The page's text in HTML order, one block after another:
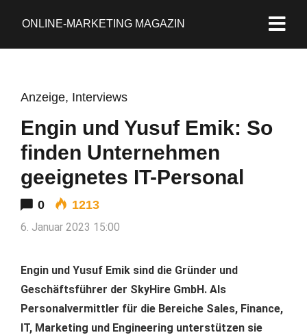
ONLINE-MARKETING MAGAZIN
Anzeige, Interviews
Engin und Yusuf Emik: So
finden Unternehmen
geeignetes IT-Personal
0 1213
6. Januar 2023 15:00
Engin und Yusuf Emik sind die Gründer und
Geschäftsführer der SkyHire GmbH. Als
Personalvermittler für die Bereiche Sales, Finance,
IT, Marketing und Engineering unterstützen sie